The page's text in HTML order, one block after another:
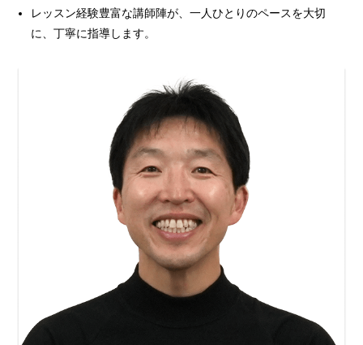
レッスン経験豊富な講師陣が、一人ひとりのペースを大切
に、丁寧に指導します。